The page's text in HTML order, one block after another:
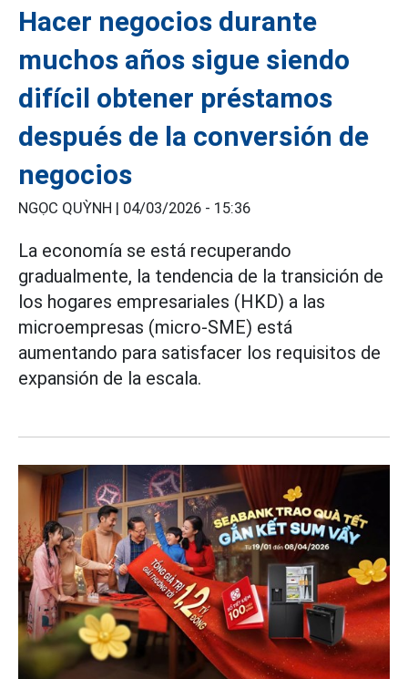
Hacer negocios durante
muchos años sigue siendo
difícil obtener préstamos
después de la conversión de
negocios
NGỌC QUỲNH | 04/03/2026 - 15:36
La economía se está recuperando
gradualmente, la tendencia de la transición de
los hogares empresariales (HKD) a las
microempresas (micro-SME) está
aumentando para satisfacer los requisitos de
expansión de la escala.